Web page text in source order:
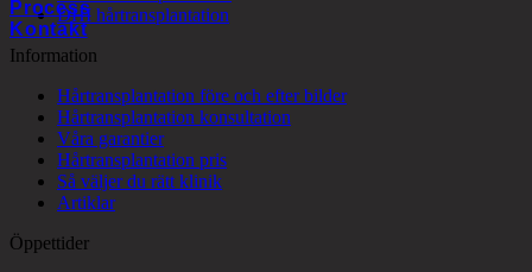
Process
Kontakt
DHI hårtransplantation
Information
Hårtransplantation före och efter bilder
Hårtransplantation konsultation
Våra garantier
Hårtransplantation pris
Så väljer du rätt klinik
Artiklar
Öppettider